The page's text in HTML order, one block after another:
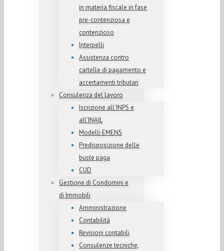
in materia fiscale in fase
pre-contenziosa e
contenzioso
Interpelli
Assistenza contro
cartelle di pagamento e
accertamenti tributari
Consulenza del lavoro
Iscrizione all’INPS e
all’INAIL
Modelli EMENS
Predisposizione delle
buste paga
CUD
Gestione di Condomini e
di Immobili
Amministrazione
Contabilità
Revisioni contabili
Consulenze tecniche,